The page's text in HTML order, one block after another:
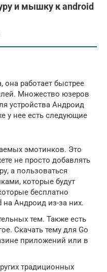
и мышку к android
она работает быстрее
Множество юзеров
устройства Андроид
у нее есть следующие
эмотинков. Это
не просто добавлять
а пользоваться
которые будут
бесплатно
на Андроид из-за них.
тем. Также есть
Скачать тему для Go
приложений или в
традиционных